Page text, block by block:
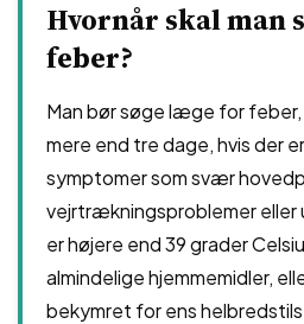
Hvornår skal man
feber?
Man bør søge læge for feber,
mere end tre dage, hvis der
symptomer som svær
vejrtrækningsproblemer
er højere end 39 grader
almindelige hjemmemidler,
bekymret for ens